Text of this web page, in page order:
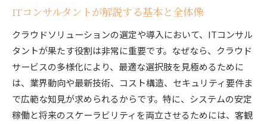
ITコンサルタントが解説する基本と全体像
クラウドソリューションの選定や導入において、ITコンサル
タントが果たす役割は非常に重要です。なぜなら、クラウド
サービスの多様化により、最適な選択肢を見極めるために
は、業界動向や最新技術、コスト構造、セキュリティ要件ま
で広範な知見が求められるからです。特に、システムの安定
稼働と将来のスケーラビリティを両立させるためには、客観